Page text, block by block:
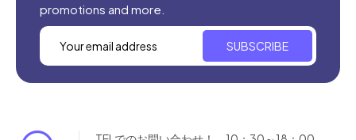
promotions and more.
SUBSCRIBE